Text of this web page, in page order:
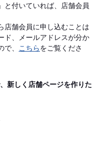
と付いていれば、店舗会員
店舗会員に申し込むことは
ド、メールアドレスが分か
、
こちらをご覧くださ
新しく店舗ページを作りた